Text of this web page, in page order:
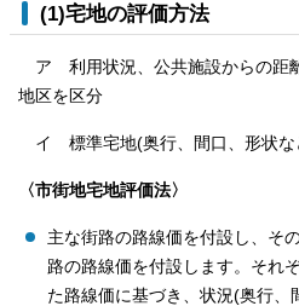
(1)宅地の評価方法
ア 利用状況、公共施設からの距
地区を区分
イ 標準宅地(奥行、間口、形状な
〈市街地宅地評価法〉
主な街路の路線価を付設し、そ
路の路線価を付設します。それ
た路線価に基づき、状況(奥行、